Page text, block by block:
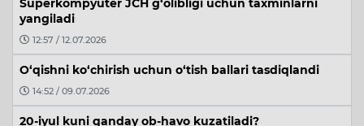
Superkompyuter JCH g‘olibligi uchun taxminlarni
yangiladi
12:57 / 12.07.2026
O‘qishni ko‘chirish uchun o‘tish ballari tasdiqlandi
14:52 / 09.07.2026
20-iyul kuni qanday ob-havo kuzatiladi?